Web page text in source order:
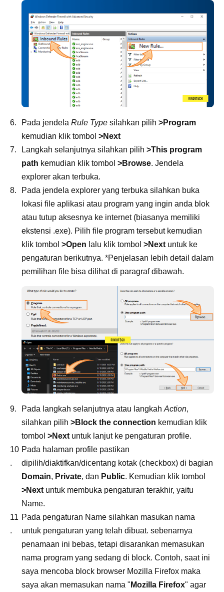
Pada jendela Rule Type silahkan pilih >Program
kemudian klik tombol >Next
Langkah selanjutnya silahkan pilih >This program
path kemudian klik tombol >Browse. Jendela
explorer akan terbuka.
Pada jendela explorer yang terbuka silahkan buka
lokasi file aplikasi atau program yang ingin anda blok
atau tutup aksesnya ke internet (biasanya memiliki
ekstensi .exe). Pilih file program tersebut kemudian
klik tombol >Open lalu klik tombol >Next untuk ke
pengaturan berikutnya. *Penjelasan lebih detail dalam
pemilihan file bisa dilihat di paragraf dibawah.
Pada langkah selanjutnya atau langkah Action,
silahkan pilih >Block the connection kemudian klik
tombol >Next untuk lanjut ke pengaturan profile.
Pada halaman profile pastikan
dipilih/diaktifkan/dicentang kotak (checkbox) di bagian
Domain, Private, dan Public. Kemudian klik tombol
>Next untuk membuka pengaturan terakhir, yaitu
Name.
Pada pengaturan Name silahkan masukan nama
untuk pengaturan yang telah dibuat. sebenarnya
penamaan ini bebas, tetapi disarankan memasukan
nama program yang sedang di block. Contoh, saat ini
saya mencoba block browser Mozilla Firefox maka
saya akan memasukan nama " Mozilla Firefox" agar